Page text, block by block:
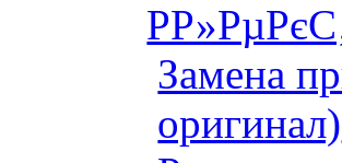
Замена
оригинал)